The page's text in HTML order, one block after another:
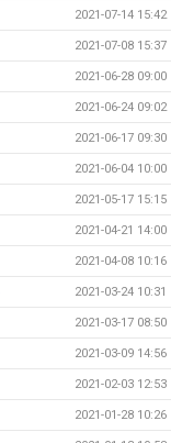
2021-07-14 15:42
2021-07-08 15:37
2021-06-28 09:00
2021-06-24 09:02
2021-06-17 09:30
2021-06-04 10:00
2021-05-17 15:15
2021-04-21 14:00
2021-04-08 10:16
2021-03-24 10:31
2021-03-17 08:50
2021-03-09 14:56
2021-02-03 12:53
2021-01-28 10:26